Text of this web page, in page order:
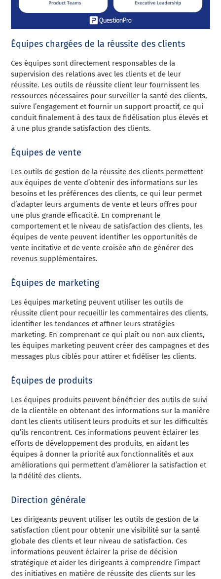
Équipes chargées de la réussite des clients
Ces équipes sont directement responsables de la
supervision des relations avec les clients et de leur
réussite. Les outils de réussite client leur fournissent les
ressources nécessaires pour surveiller la santé des clients,
suivre l’engagement et fournir un support proactif, ce qui
conduit finalement à des taux de fidélisation plus élevés et
à une plus grande satisfaction des clients.
Équipes de vente
Les outils de gestion de la réussite des clients permettent
aux équipes de vente d’obtenir des informations sur les
besoins et les préférences des clients, ce qui leur permet
d’adapter leurs arguments de vente et leurs offres pour
une plus grande efficacité. En comprenant le
comportement et le niveau de satisfaction des clients, les
équipes de vente peuvent identifier les opportunités de
vente incitative et de vente croisée afin de générer des
revenus supplémentaires.
Équipes de marketing
Les équipes marketing peuvent utiliser les outils de
réussite client pour recueillir les commentaires des clients,
identifier les tendances et affiner leurs stratégies
marketing. En comprenant ce qui plaît ou non aux clients,
les équipes marketing peuvent créer des campagnes et des
messages plus ciblés pour attirer et fidéliser les clients.
Équipes de produits
Les équipes produits peuvent bénéficier des outils de suivi
de la clientèle en obtenant des informations sur la manière
dont les clients utilisent leurs produits et sur les difficultés
qu’ils rencontrent. Ces informations peuvent éclairer les
efforts de développement des produits, en aidant les
équipes à donner la priorité aux fonctionnalités et aux
améliorations qui permettent d’améliorer la satisfaction et
la fidélité des clients.
Direction générale
Les dirigeants peuvent utiliser les outils de gestion de la
satisfaction client pour obtenir une visibilité sur la santé
globale des clients et leur niveau de satisfaction. Ces
informations peuvent éclairer la prise de décision
stratégique et aider les dirigeants à comprendre l’impact
des initiatives en matière de réussite des clients sur les